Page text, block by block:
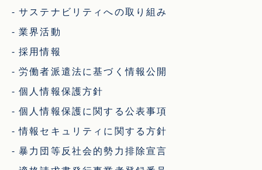
サステナビリティへの取り組み
業界活動
採用情報
労働者派遣法に基づく情報公開
個人情報保護方針
個人情報保護に関する公表事項
情報セキュリティに関する方針
暴力団等反社会的勢力排除宣言